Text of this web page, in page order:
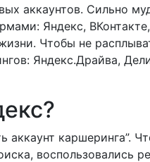
аккаунтов. Сильно
Яндекс,
Чтобы не
Яндекс.Драйва,
аккаунт каршеринга”.
воспользовались